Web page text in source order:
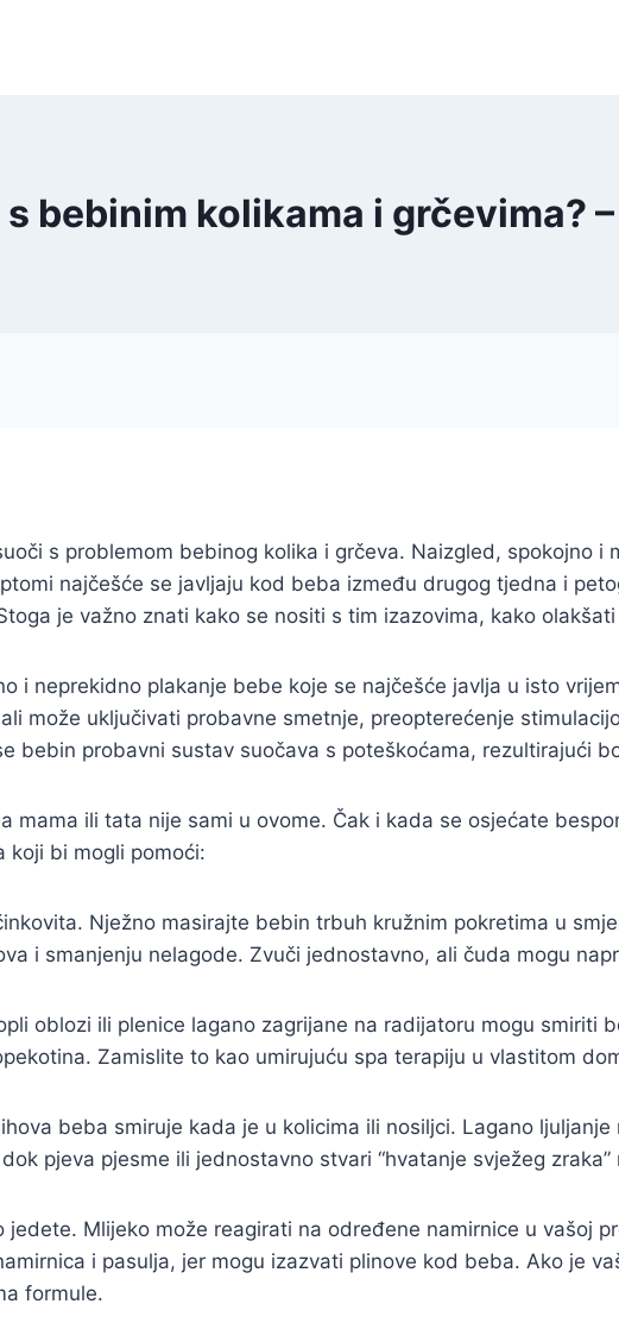
bebinim kolikama i grčevima?
s problemom bebinog kolika i grčeva. Naizgled, spokojno i
najčešće se javljaju kod beba između drugog tjedna i
je važno znati kako se nositi s tim izazovima, kako
i neprekidno plakanje bebe koje se najčešće javlja u isto
može uključivati probavne smetnje, preopterećenje
bebin probavni sustav suočava s poteškoćama, rezultirajući
mama ili tata nije sami u ovome. Čak i kada se osjećate
koji bi mogli pomoći:
Nježno masirajte bebin trbuh kružnim pokretima u
i smanjenju nelagode. Zvuči jednostavno, ali čuda mogu
oblozi ili plenice lagano zagrijane na radijatoru mogu smiriti
Zamislite to kao umirujuću spa terapiju u vlastitom
beba smiruje kada je u kolicima ili nosiljci. Lagano
pjeva pjesme ili jednostavno stvari “hvatanje svježeg
Mlijeko može reagirati na određene namirnice u vašoj
i pasulja, jer mogu izazvati plinove kod beba. Ako je
formule.